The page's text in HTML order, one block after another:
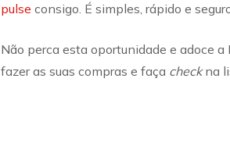
pulse consigo. É simples, rápido e
Não perca esta oportunidade e adoce
fazer as suas compras e faça checkna